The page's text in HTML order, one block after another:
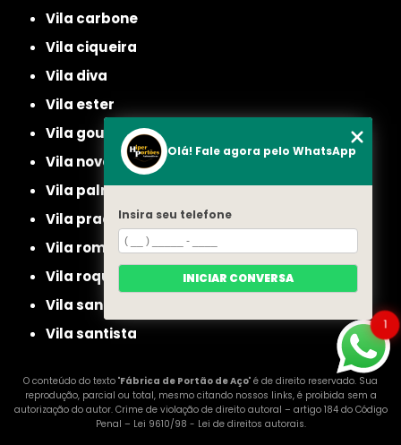
vila carbone
vila ciqueira
vila diva
vila ester
vila gouvea
vila nova cachoeirinha
vila palmeiras
vila prado
vila romero
vila roque
vila santa maria
vila santista
O conteúdo do texto "Fábrica de Portão de Aço" é de direito reservado. Sua
reprodução, parcial ou total, mesmo citando nossos links, é proibida sem a
autorização do autor. Crime de violação de direito autoral – artigo 184 do Código
Penal – Lei 9610/98 - Lei de direitos autorais.
1
Olá! Fale agora pelo WhatsApp
Insira seu telefone
INICIAR CONVERSA